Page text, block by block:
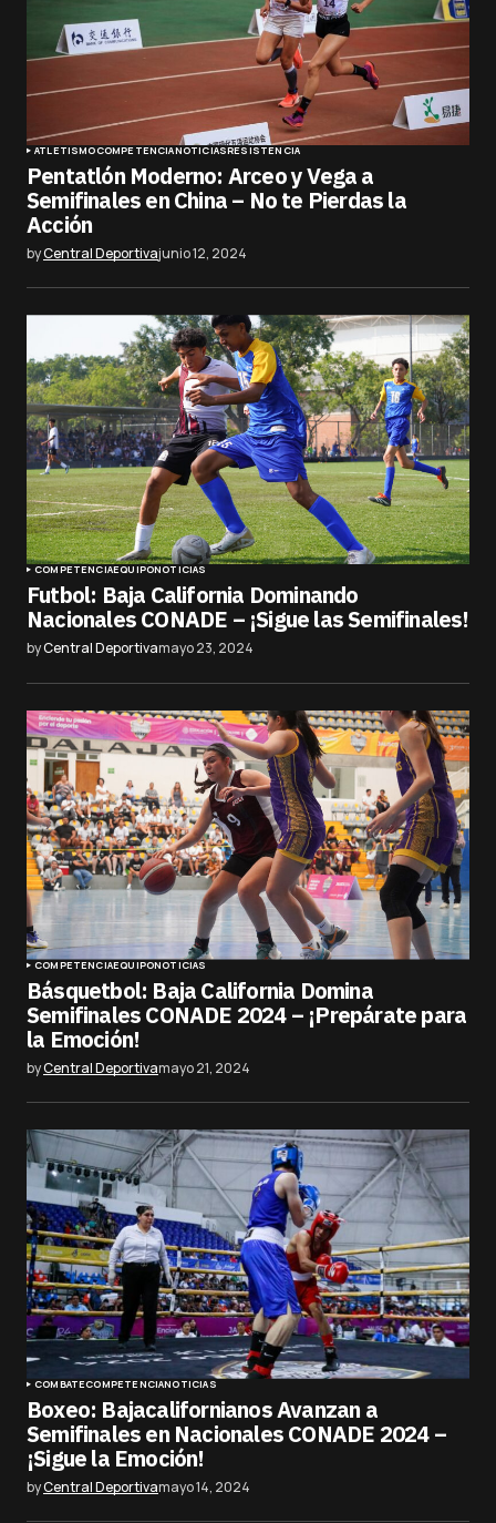
ATLETISMOCOMPETENCIANOTICIASRESISTENCIA
Pentatlón Moderno: Arceo y Vega a
Semifinales en China – No te Pierdas la
Acción
byCentral Deportivajunio 12, 2024
COMPETENCIAEQUIPONOTICIAS
Futbol: Baja California Dominando
Nacionales CONADE – ¡Sigue las Semifinales!
byCentral Deportivamayo 23, 2024
COMPETENCIAEQUIPONOTICIAS
Básquetbol: Baja California Domina
Semifinales CONADE 2024 – ¡Prepárate para
la Emoción!
byCentral Deportivamayo 21, 2024
COMBATECOMPETENCIANOTICIAS
Boxeo: Bajacalifornianos Avanzan a
Semifinales en Nacionales CONADE 2024 –
¡Sigue la Emoción!
byCentral Deportivamayo 14, 2024